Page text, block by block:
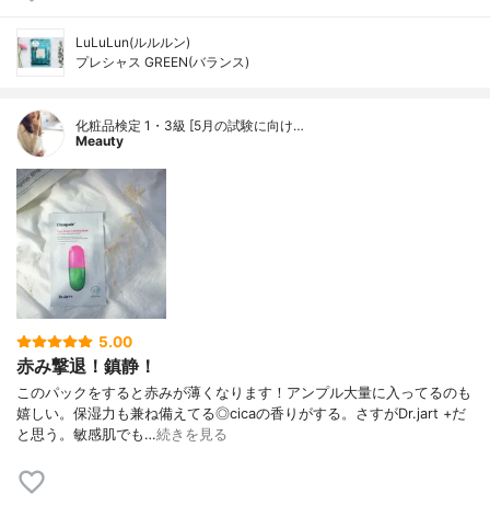
LuLuLun(ルルルン)
プレシャス GREEN(バランス)
化粧品検定 1・3級 [5月の試験に向け…
Meauty
5.00
赤み撃退！鎮静！
このパックをすると赤みが薄くなります！アンプル大量に入ってるのも
嬉しい。保湿力も兼ね備えてる◎cicaの香りがする。さすがDr.jart +だ
と思う。敏感肌でも…続きを見る